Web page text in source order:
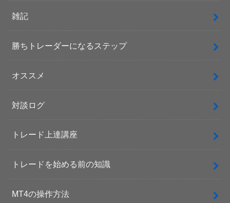
雑記
勝ちトレーダーになるステップ
オススメ
対談ログ
トレード上達講座
トレードを始める前の知識
MT4の操作方法